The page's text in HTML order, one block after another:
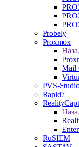
Probely
Proxmox
Mail
PVS-Studio
Rapid7
RuSIEM